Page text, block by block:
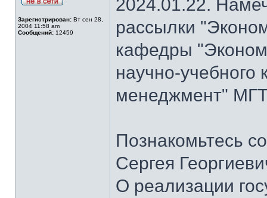
Зарегистрирован: Вт сен 28,
2004 11:58 am
Сообщений: 12459
2024.01.22.
рассылки
кафедры
научно-
менеджмент"
Познакомьтесь
Сергея
О реализации